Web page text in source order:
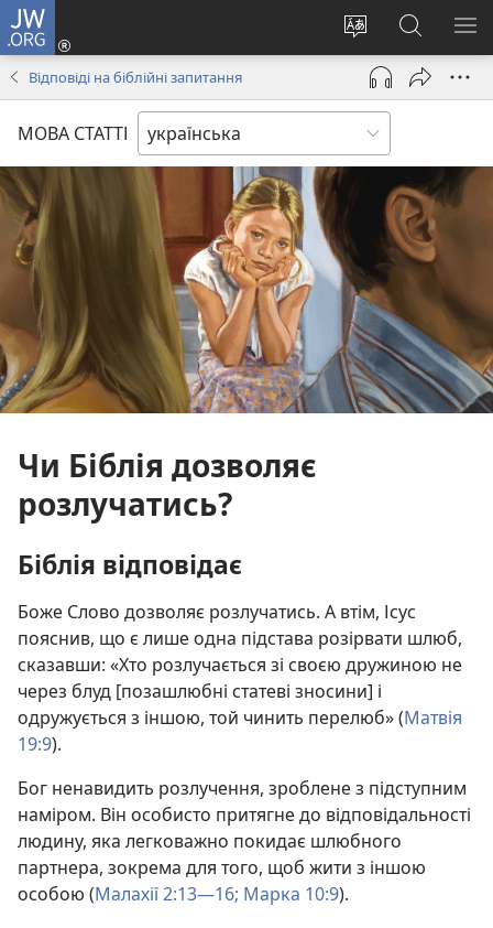
JW.ORG
Змінити
мову
сайту
Увійти
(відкривається
новому
вікні)
Пошук
на
сайті
Відповіді на біблійні запитання
МОВА СТАТТІ
Чи Біблія дозволяє
розлучатись?
Біблія відповідає
Боже Слово дозволяє розлучатись. А втім, Ісус
пояснив, що є лише одна підстава розірвати шлюб,
сказавши: «Хто розлучається зі своєю дружиною не
через блуд [позашлюбні статеві зносини] і
одружується з іншою, той чинить перелюб» (Матвія
19:9).
Бог ненавидить розлучення, зроблене з підступним
наміром. Він особисто притягне до відповідальності
людину, яка легковажно покидає шлюбного
партнера, зокрема для того, щоб жити з іншою
особою (Малахії 2:13—16; Марка 10:9).